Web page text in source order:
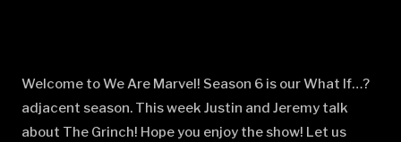
Welcome to We Are Marvel! Season 6 is our What If…?
adjacent season. This week Justin and Jeremy talk
about The Grinch! Hope you enjoy the show! Let us